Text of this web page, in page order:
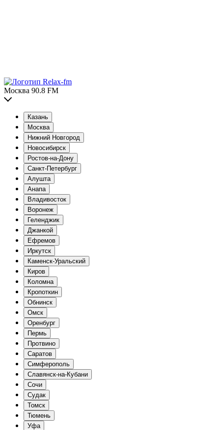
Москва 90.8 FM
Казань
Москва
Нижний Новгород
Новосибирск
Ростов-на-Дону
Санкт-Петербург
Алушта
Анапа
Владивосток
Воронеж
Геленджик
Джанкой
Ефремов
Иркутск
Каменск-Уральский
Киров
Коломна
Кропоткин
Обнинск
Омск
Оренбург
Пермь
Протвино
Саратов
Симферополь
Славянск-на-Кубани
Сочи
Судак
Томск
Тюмень
Уфа